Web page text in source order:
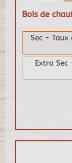
Bois de
Sec -
Extra